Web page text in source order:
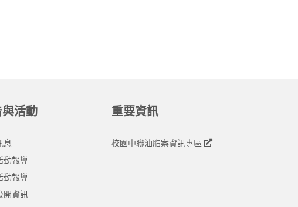
活動
息
動報導
動報導
開資訊
重要資訊
校園中聯油脂案資訊專區